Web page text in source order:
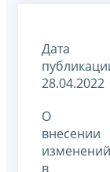
Дата
28.04.2022
О
внесении
изменений
в